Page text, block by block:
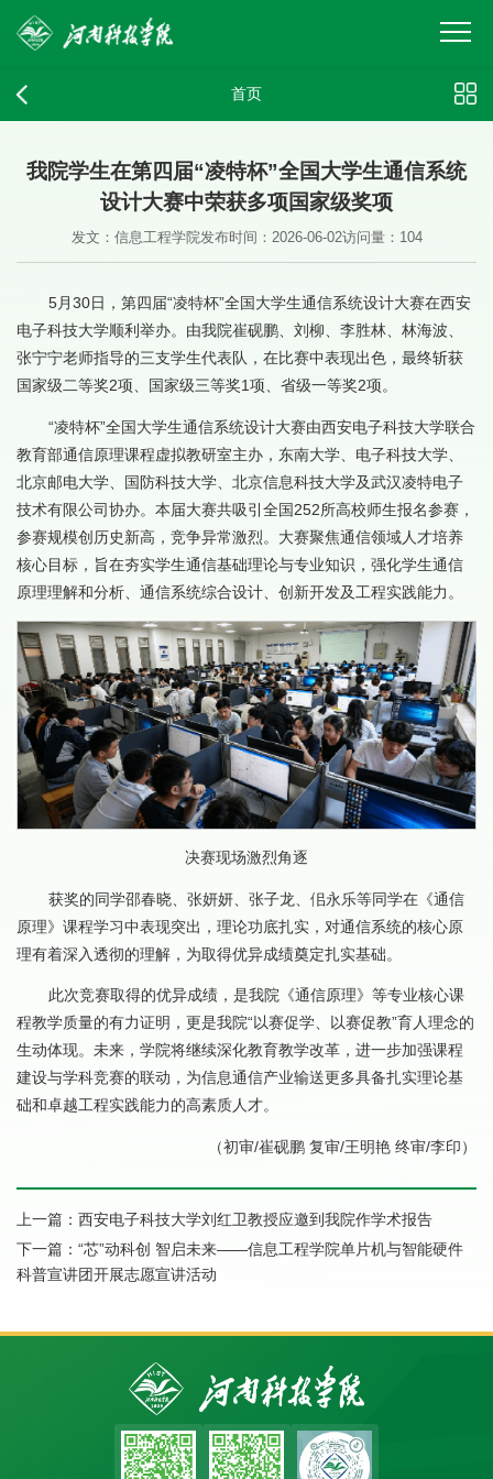
首页
我院学生在第四届“凌特杯”全国大学生通信系统
设计大赛中荣获多项国家级奖项
发文：信息工程学院发布时间：2026-06-02访问量： 104
5月30日，第四届“凌特杯”全国大学生通信系统设计大赛在西安
电子科技大学顺利举办。由我院崔砚鹏、刘柳、李胜林、林海波、
张宁宁老师指导的三支学生代表队，在比赛中表现出色，最终斩获
国家级二等奖2项、国家级三等奖1项、省级一等奖2项。
“凌特杯”全国大学生通信系统设计大赛由西安电子科技大学联合
教育部通信原理课程虚拟教研室主办，东南大学、电子科技大学、
北京邮电大学、国防科技大学、北京信息科技大学及武汉凌特电子
技术有限公司协办。本届大赛共吸引全国252所高校师生报名参赛，
参赛规模创历史新高，竞争异常激烈。大赛聚焦通信领域人才培养
核心目标，旨在夯实学生通信基础理论与专业知识，强化学生通信
原理理解和分析、通信系统综合设计、创新开发及工程实践能力。
决赛现场激烈角逐
获奖的同学邵春晓、张妍妍、张子龙、佀永乐等同学在《通信
原理》课程学习中表现突出，理论功底扎实，对通信系统的核心原
理有着深入透彻的理解，为取得优异成绩奠定扎实基础。
此次竞赛取得的优异成绩，是我院《通信原理》等专业核心课
程教学质量的有力证明，更是我院“以赛促学、以赛促教”育人理念的
生动体现。未来，学院将继续深化教育教学改革，进一步加强课程
建设与学科竞赛的联动，为信息通信产业输送更多具备扎实理论基
础和卓越工程实践能力的高素质人才。
（初审/崔砚鹏 复审/王明艳 终审/李印）
上一篇： 西安电子科技大学刘红卫教授应邀到我院作学术报告
下一篇： “芯”动科创 智启未来——信息工程学院单片机与智能硬件
科普宣讲团开展志愿宣讲活动